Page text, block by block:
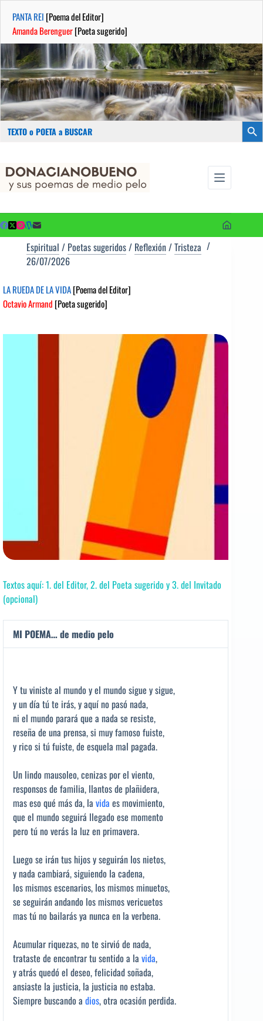
PANTA REI [Poema del Editor]
Amanda Berenguer[Poeta sugerido]
Buscar:
contenido
Espiritual / Poetas sugeridos/ Reflexión/Tristeza
26/07/2026
LA RUEDA DE LA VIDA[Poema del Editor]
Octavio Armand [Poeta sugerido]
Textos aquí: 1. del Editor, 2. del Poeta sugerido y 3. del Invitado
(opcional)
MI POEMA… de medio pelo
Y tu viniste al mundo y el mundo sigue y sigue,
y un día tú te irás, y aquí no pasó nada,
ni el mundo parará que a nada se resiste,
reseña de una prensa, si muy famoso fuiste,
y rico si tú fuiste, de esquela mal pagada.
Un lindo mausoleo, cenizas por el viento,
responsos de familia, llantos de plañidera,
mas eso qué más da, la vida es movimiento,
que el mundo seguirá llegado ese momento
pero tú no verás la luz en primavera.
Luego se irán tus hijos y seguirán los nietos,
y nada cambiará, siguiendo la cadena,
los mismos escenarios, los mismos minuetos,
se seguirán andando los mismos vericuetos
mas tú no bailarás ya nunca en la verbena.
Acumular riquezas, no te sirvió de nada,
trataste de encontrar tu sentido a la vida,
y atrás quedó el deseo, felicidad soñada,
ansiaste la justicia, la justicia no estaba.
Siempre buscando a dios, otra ocasión perdida.